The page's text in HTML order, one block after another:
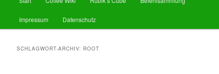
primären
sekundären
Impressum Datenschutz
SCHLAGWORT-ARCHIV: ROOT